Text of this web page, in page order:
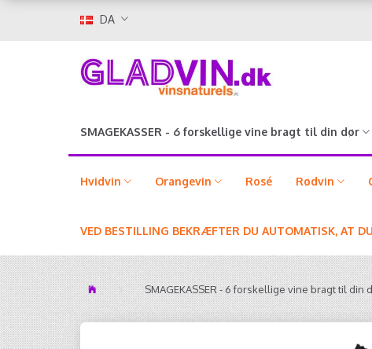
DA
SMAGEKASSER - 6 forskellige vine bragt til din dør
Hvidvin Orangevin Rosé Rødvin
VED BESTILLING BEKRÆFTER DU AUTOMATISK, AT
SMAGEKASSER - 6 forskellige vine bragt til din